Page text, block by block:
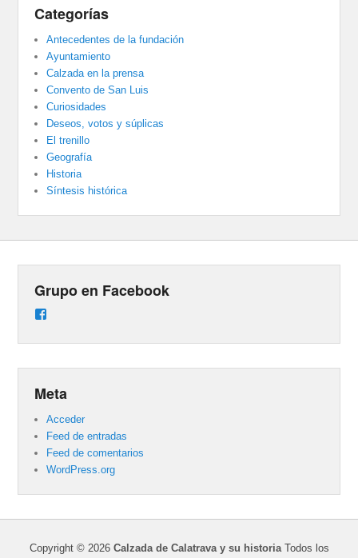
Categorías
Antecedentes de la fundación
Ayuntamiento
Calzada en la prensa
Convento de San Luis
Curiosidades
Deseos, votos y súplicas
El trenillo
Geografía
Historia
Síntesis histórica
Grupo en Facebook
en
Meta
Acceder
Feed de entradas
Feed de comentarios
WordPress.org
Copyright © 2026 Calzada de Calatrava y su historiaTodos los